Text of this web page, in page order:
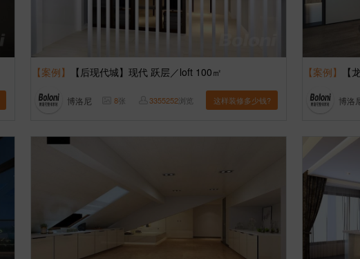
【案例】 【后现代城】现代 跃层／loft 100㎡
博洛尼 8张 3355252浏览 这样装修多少钱?
【案例】 【
博洛